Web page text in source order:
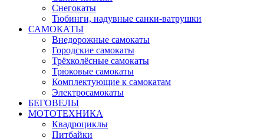
Снегокаты
Тюбинги, надувные санки-ватрушки
САМОКАТЫ
Внедорожные самокаты
Городские самокаты
Трёхколёсные самокаты
Трюковые самокаты
Комплектующие к самокатам
Электросамокаты
БЕГОВЕЛЫ
МОТОТЕХНИКА
Квадроциклы
Питбайки